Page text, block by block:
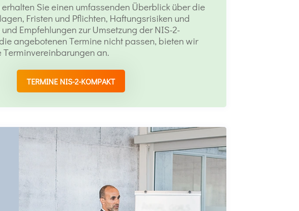
Sie einen umfassenden Überblick über die
Fristen und Pflichten, Haftungsrisiken und
Empfehlungen zur Umsetzung der NIS-2-
angebotenen Termine nicht passen, bieten wir
an.
TERMINE NIS-2-KOMPAKT